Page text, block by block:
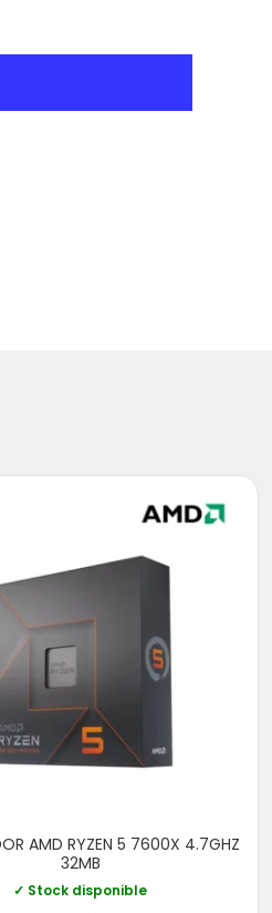
AMD RYZEN 5 7600X 4.7GHZ
32MB
✓ Stock disponible